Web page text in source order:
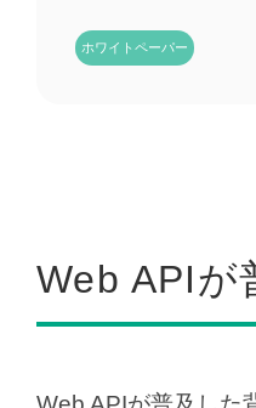
ホワイトペーパー
Web APIが